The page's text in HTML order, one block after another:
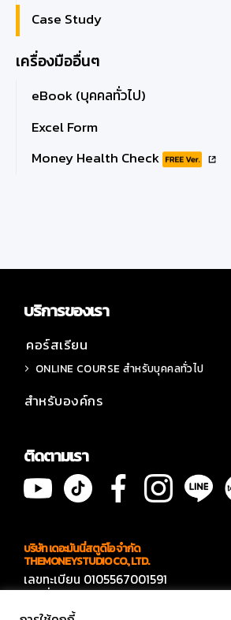
Case Study
เครื่องมืออื่นๆ
eBook (บุคคลทั่วไป)
Excel Form
Money Health Check
บริษัท เดอะมันนี่สตูดิโอ จำกัด
THEMONEYSTUDIO CO., LTD.
เลขทะเบียน 0105567001591
เลขที่ 566 ซอยบางบอน 4 ซอย 7
แขวงบางบอนเหนือ เขตบางบอน กทม 10150
บริการของเรา
คอร์สเรียน
ONLINE COURSE สำหรับบุคคลทั่วไป
สำหรับองค์กร
ติดตามเรา